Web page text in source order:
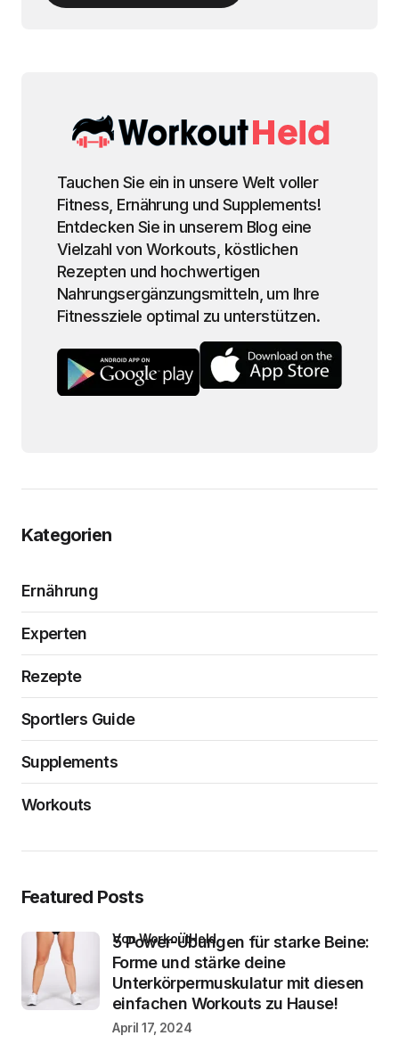
Tauchen Sie ein in unsere Welt voller
Fitness, Ernährung und Supplements!
Entdecken Sie in unserem Blog eine
Vielzahl von Workouts, köstlichen
Rezepten und hochwertigen
Nahrungsergänzungsmitteln, um Ihre
Fitnessziele optimal zu unterstützen.
Kategorien
Ernährung
Experten
Rezepte
Sportlers Guide
Supplements
Workouts
Featured Posts
5 Power-Übungen für starke Beine:
Forme und stärke deine
Unterkörpermuskulatur mit diesen
einfachen Workouts zu Hause!
von WorkoutHeld
April 17, 2024